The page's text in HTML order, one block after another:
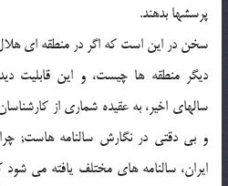
پرسشها بدهند.
سخن در اين است كه اگر در منطقه اي
ديگر منطقه ها چيست، و اين قابليت
سالهاي اخير، به عقيده شماري از
و بي دقتي در نگارش سالنامه هاست;
ايران، سالنامه هاي مختلف يافته مي شود